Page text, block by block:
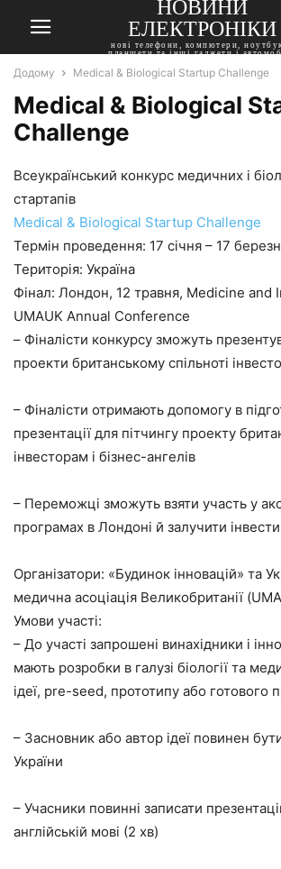
НОВИНИ
ЕЛЕКТРОНІКИ
нові телефони, компютери,
планшети та інші гаджети і
Додому Medical & Biological Startup Challenge
Medical & Biological
Challenge
Всеукраїнський конкурс медичних і
стартапів
Medical & Biological Startup Challenge
Термін проведення: 17 січня – 17
Територія: Україна
Фінал: Лондон, 12 травня, Medicine and
UMAUK Annual Conference
– Фіналісти конкурсу зможуть
проекти британському спільноті
– Фіналісти отримають допомогу в
презентації для пітчингу проекту
інвесторам і бізнес-ангелів
– Переможці зможуть взяти участь у
програмах в Лондоні й залучити
Організатори: «Будинок інновацій» та
медична асоціація Великобританії
Умови участі:
– До участі запрошені винахідники і
мають розробки в галузі біології та
ідеї, pre-seed, прототипу або готового
– Засновник або автор ідеї повинен
України
– Учасники повинні записати
англійській мові (2 хв)